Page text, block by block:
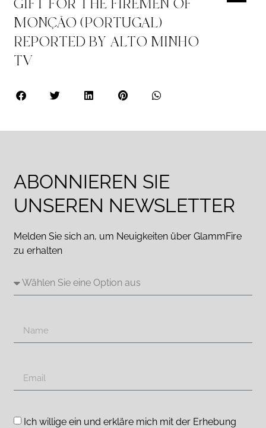
MONÇÃO (PORTUGAL)
REPORTED BY ALTO MINHO
TV
ABONNIEREN SIE
UNSEREN NEWSLETTER
Melden Sie sich an, um Neuigkeiten über GlammFire
zu erhalten
Ich willige ein und erkläre mich mit der Erhebung